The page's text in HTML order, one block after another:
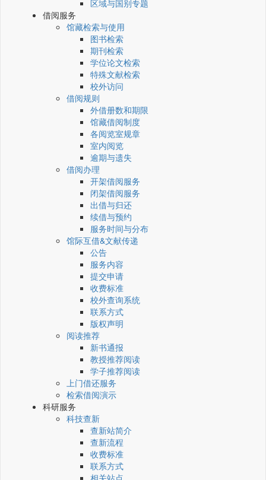
区域与国别专题
借阅服务
馆藏检索与使用
图书检索
期刊检索
学位论文检索
特殊文献检索
校外访问
借阅规则
外借册数和期限
馆藏借阅制度
各阅览室规章
室内阅览
逾期与遗失
借阅办理
开架借阅服务
闭架借阅服务
出借与归还
续借与预约
服务时间与分布
馆际互借&文献传递
公告
服务内容
提交申请
收费标准
校外查询系统
联系方式
版权声明
阅读推荐
新书通报
教授推荐阅读
学子推荐阅读
上门借还服务
检索借阅演示
科研服务
科技查新
查新站简介
查新流程
收费标准
联系方式